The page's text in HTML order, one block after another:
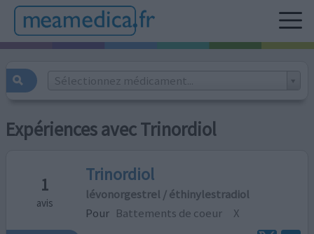
Sélectionnez médicament...
Expériences avec Trinordiol
1
avis
Trinordiol
lévonorgestrel / éthinylestradiol
Pour Battements de coeur X